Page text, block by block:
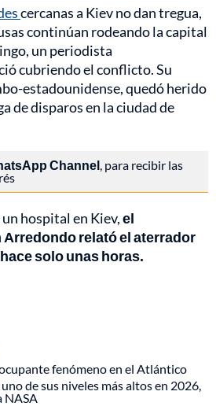
cercanas a Kiev no dan tregua,
continúan rodeando la capital
un periodista
cubriendo el conflicto. Su
estadounidense, quedó herido
de disparos en la ciudad de
Channel , para recibir las
hospital en Kiev,el
relató el aterrador
solo unas horas.
fenómeno en el Atlántico
de sus niveles más altos en 2026,
NASA